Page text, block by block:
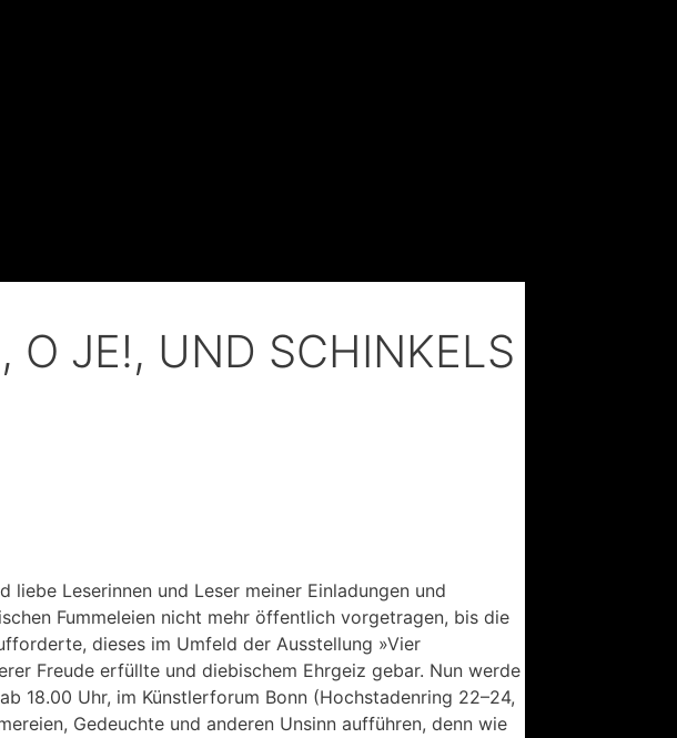
O JE!, UND SCHINKELS
liebe Leserinnen und Leser meiner Einladungen und
Fummeleien nicht mehr öffentlich vorgetragen, bis die
dieses im Umfeld der Ausstellung »Vier
Freude erfüllte und diebischem Ehrgeiz gebar. Nun werde
18.00 Uhr, im Künstlerforum Bonn (Hochstadenring 22–24,
Gedeuchte und anderen Unsinn aufführen, denn wie